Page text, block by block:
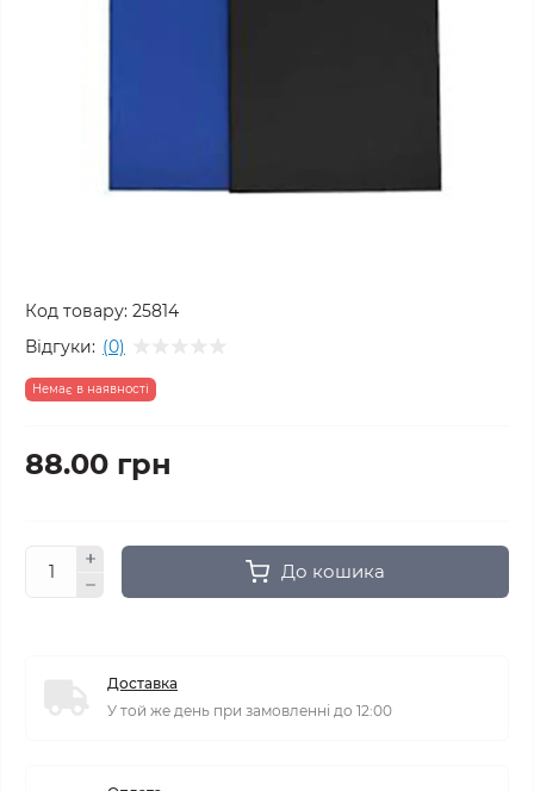
Код товару: 25814
Відгуки: (0)
Немає в наявності
88.00 грн
До кошика
Доставка
У той же день при замовленні до 12:00